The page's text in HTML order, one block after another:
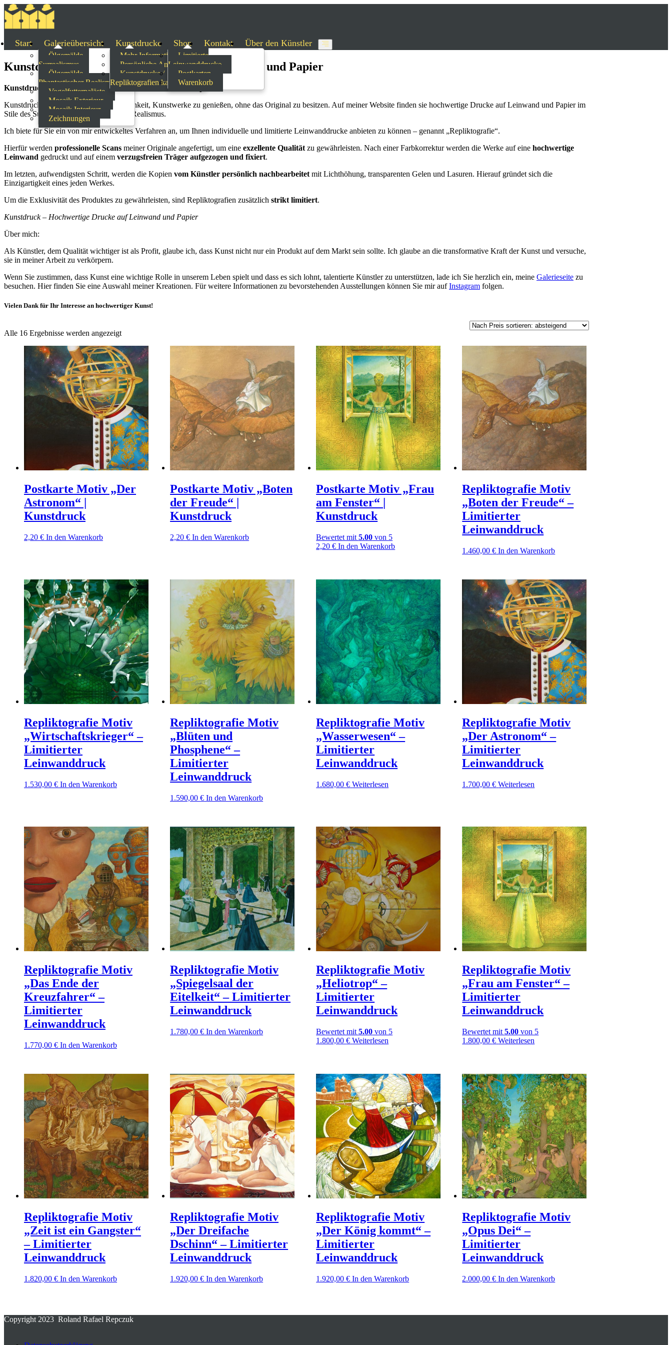
Start Galerieübersicht
Ölgemälde –
Surrealismus
Ölgemälde –
Phantastischer Realismus
Vogelfutterpaläste
Mosaik Exterieur
Mosaik Interieur
Zeichnungen
Kunstdrucke
Mehr Informationen
Persönliche Anfrage
Kunstdrucke /
Repliktografien kaufen
Shop
Limitierte
Leinwanddrucke
Postkarten
Warenkorb
Kontakt Über den Künstler
Kunstdrucke – Hochwertige Drucke auf Leinwand und Papier
Kunstdruck – Hochwertige Drucke auf Leinwand und Papier
Kunstdrucke sind eine großartige Möglichkeit, Kunstwerke zu genießen, ohne das Original zu besitzen. Auf meiner Website finden sie hochwertige Drucke auf Leinwand und Papier im
Stile des Surrealismus und fantastischen Realismus.
Ich biete für Sie ein von mir entwickeltes Verfahren an, um Ihnen individuelle und limitierte Leinwanddrucke anbieten zu können – genannt „Repliktografie“.
Hierfür werden professionelle Scans meiner Originale angefertigt, um eine exzellente Qualität zu gewährleisten. Nach einer Farbkorrektur werden die Werke auf eine hochwertige
Leinwand gedruckt und auf einem verzugsfreien Träger aufgezogen und fixiert.
Im letzten, aufwendigsten Schritt, werden die Kopien vom Künstler persönlich nachbearbeitet mit Lichthöhung, transparenten Gelen und Lasuren. Hierauf gründet sich die
Einzigartigkeit eines jeden Werkes.
Um die Exklusivität des Produktes zu gewährleisten, sind Repliktografien zusätzlich strikt limitiert.
Kunstdruck – Hochwertige Drucke auf Leinwand und Papier
Über mich:
Als Künstler, dem Qualität wichtiger ist als Profit, glaube ich, dass Kunst nicht nur ein Produkt auf dem Markt sein sollte. Ich glaube an die transformative Kraft der Kunst und versuche,
sie in meiner Arbeit zu verkörpern.
Wenn Sie zustimmen, dass Kunst eine wichtige Rolle in unserem Leben spielt und dass es sich lohnt, talentierte Künstler zu unterstützen, lade ich Sie herzlich ein, meine Galerieseite zu
besuchen. Hier finden Sie eine Auswahl meiner Kreationen. Für weitere Informationen zu bevorstehenden Ausstellungen können Sie mir aufInstagram folgen.
Vielen Dank für Ihr Interesse an hochwertiger Kunst!
Alle 16 Ergebnisse werden angezeigtNach
sortiert:
absteigend
Postkarte Motiv „Der
Astronom“ |
Kunstdruck
2,20 € In den Warenkorb
Postkarte Motiv „Boten
der Freude“ |
Kunstdruck
2,20€ In den Warenkorb
Postkarte Motiv „Frau
am Fenster“ |
Kunstdruck
Bewertet mit5.00 von 5
2,20€ In den Warenkorb
Repliktografie Motiv
„Boten der Freude“ –
Limitierter
Leinwanddruck
1.460,00€ In den Warenkorb
Repliktografie Motiv
„Wirtschaftskrieger“ –
Limitierter
Leinwanddruck
1.530,00 € In den Warenkorb
Repliktografie Motiv
„Blüten und
Phosphene“ –
Limitierter
Leinwanddruck
1.590,00€ In den Warenkorb
Repliktografie Motiv
„Wasserwesen“ –
Limitierter
Leinwanddruck
1.680,00€ Weiterlesen
Repliktografie Motiv
„Der Astronom“ –
Limitierter
Leinwanddruck
1.700,00€ Weiterlesen
Repliktografie Motiv
„Das Ende der
Kreuzfahrer“ –
Limitierter
Leinwanddruck
1.770,00 € In den Warenkorb
Repliktografie Motiv
„Spiegelsaal der
Eitelkeit“ – Limitierter
Leinwanddruck
1.780,00€ In den Warenkorb
Repliktografie Motiv
„Heliotrop“ –
Limitierter
Leinwanddruck
Bewertet mit5.00 von 5
1.800,00€ Weiterlesen
Repliktografie Motiv
„Frau am Fenster“ –
Limitierter
Leinwanddruck
Bewertet mit5.00 von 5
1.800,00€ Weiterlesen
Repliktografie Motiv
„Zeit ist ein Gangster“
– Limitierter
Leinwanddruck
1.820,00 € In den Warenkorb
Repliktografie Motiv
„Der Dreifache
Dschinn“ – Limitierter
Leinwanddruck
1.920,00€ In den Warenkorb
Repliktografie Motiv
„Der König kommt“ –
Limitierter
Leinwanddruck
1.920,00€ In den Warenkorb
Repliktografie Motiv
„Opus Dei“ –
Limitierter
Leinwanddruck
2.000,00€ In den Warenkorb
Copyright 2023 Roland Rafael Repczuk